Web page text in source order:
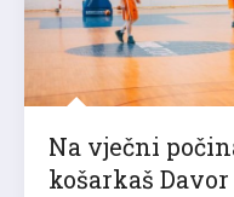
Na vječni
košarkaš